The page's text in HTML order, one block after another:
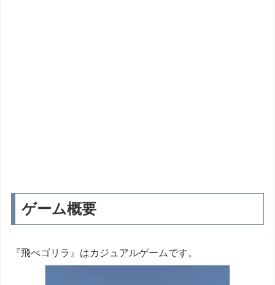
ゲーム概要
『飛べゴリラ』はカジュアルゲームです。